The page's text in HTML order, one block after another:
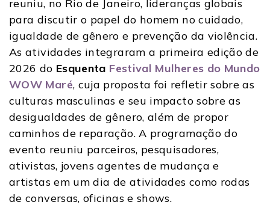
reuniu, no Rio de Janeiro, lideranças globais
para discutir o papel do homem no cuidado,
igualdade de gênero e prevenção da violência.
As atividades integraram a primeira edição de
2026 do Esquenta Festival Mulheres do Mundo
WOW Maré, cuja proposta foi refletir sobre as
culturas masculinas e seu impacto sobre as
desigualdades de gênero, além de propor
caminhos de reparação. A programação do
evento reuniu parceiros, pesquisadores,
ativistas, jovens agentes de mudança e
artistas em um dia de atividades como rodas
de conversas, oficinas e shows.